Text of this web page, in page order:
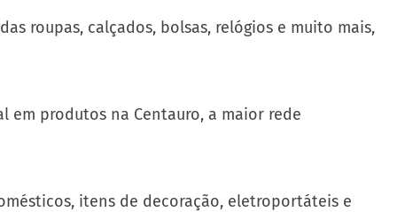
roupas, calçados, bolsas, relógios e muito mais,
em produtos na Centauro, a maior rede
itens de decoração, eletroportáteis e